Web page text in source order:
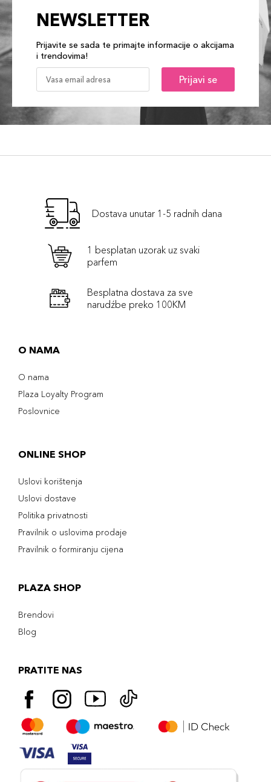
NEWSLETTER
Prijavite se sada te primajte informacije o akcijama
i trendovima!
Prijavi se
Dostava unutar 1-5 radnih dana
1 besplatan uzorak uz svaki
parfem
Besplatna dostava za sve
narudźbe preko 100KM
O NAMA
O nama
Plaza Loyalty Program
Poslovnice
ONLINE SHOP
Uslovi korištenja
Uslovi dostave
Politika privatnosti
Pravilnik o uslovima prodaje
Pravilnik o formiranju cijena
PLAZA SHOP
Brendovi
Blog
PRATITE NAS